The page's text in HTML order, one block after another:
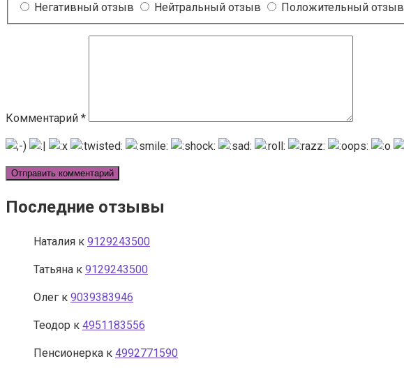
Негативный отзыв
Нейтральный отзыв Положительный отзыв
Комментарий *
Последние отзывы
Наталия к 9129243500
Татьяна к 9129243500
Олег к 9039383946
Теодор к 4951183556
Пенсионерка к 4992771590